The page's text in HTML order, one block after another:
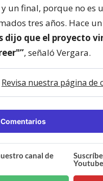
un final, porque no es
tres años. Hace
dijo que el proyecto
, señaló Vergara.
Revisa nuestra página de
canal de